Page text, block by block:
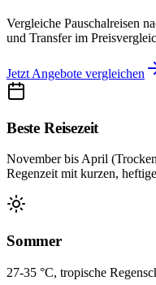
Vergleiche Pauschalreisen
und Transfer im
Jetzt Angebote vergleichen
Beste Reisezeit
November bis April
Regenzeit mit kurzen,
Sommer
27-35 °C, tropische